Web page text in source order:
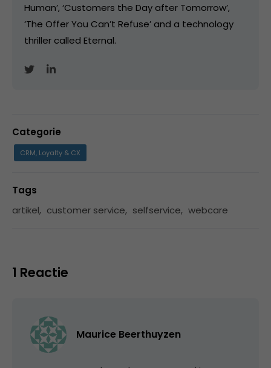
Human’, ‘Customers the Day after Tomorrow’,
‘The Offer You Can’t Refuse’ and a technology
thriller called Eternal.
Categorie
CRM, Loyalty & CX
Tags
artikel, customer service, selfservice, webcare
1 Reactie
Maurice Beerthuyzen